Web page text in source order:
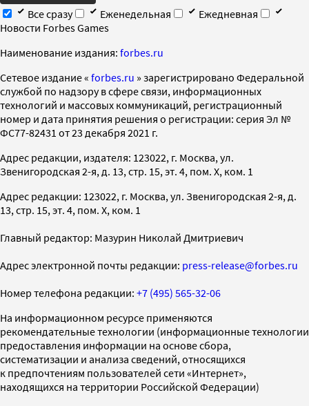
Все сразу
Еженедельная
Ежедневная
Новости Forbes Games
Наименование издания: forbes.ru
Cетевое издание « forbes.ru » зарегистрировано Федеральной
службой по надзору в сфере связи, информационных
технологий и массовых коммуникаций, регистрационный
номер и дата принятия решения о регистрации: серия Эл №
ФС77-82431 от 23 декабря 2021 г.
Адрес редакции, издателя: 123022, г. Москва, ул.
Звенигородская 2-я, д. 13, стр. 15, эт. 4, пом. X, ком. 1
Адрес редакции: 123022, г. Москва, ул. Звенигородская 2-я, д.
13, стр. 15, эт. 4, пом. X, ком. 1
Главный редактор: Мазурин Николай Дмитриевич
Адрес электронной почты редакции: press-release@forbes.ru
Номер телефона редакции: +7 (495) 565-32-06
На информационном ресурсе применяются
рекомендательные технологии (информационные технологии
предоставления информации на основе сбора,
систематизации и анализа сведений, относящихся
к предпочтениям пользователей сети «Интернет»,
находящихся на территории Российской Федерации)